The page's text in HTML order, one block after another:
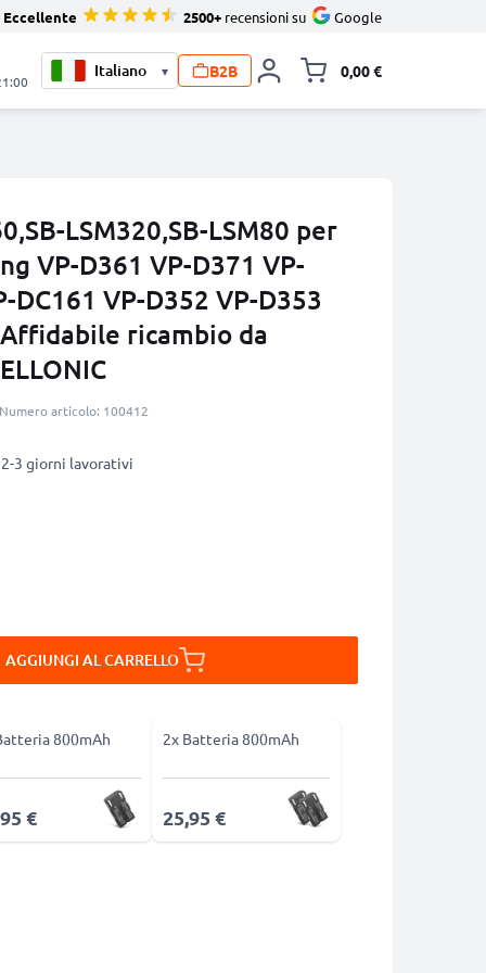
Eccellente 2500+ recensioni su Google
▾ B2B 0,00 €
LSM320,SB-LSM80 per
VP-D361 VP-D371 VP-
DC161 VP-D352 VP-D353
ricambio da
Numero articolo: 100412
2-3 giorni lavorativi
AGGIUNGI AL CARRELLO
800mAh
€
2x Batteria 800mAh
25,95 €